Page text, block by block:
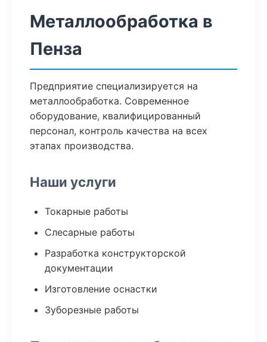
Металлообработка в
Пенза
Предприятие специализируется на
металлообработка. Современное
оборудование, квалифицированный
персонал, контроль качества на всех
этапах производства.
Наши услуги
Токарные работы
Слесарные работы
Разработка конструкторской
документации
Изготовление оснастки
Зуборезные работы